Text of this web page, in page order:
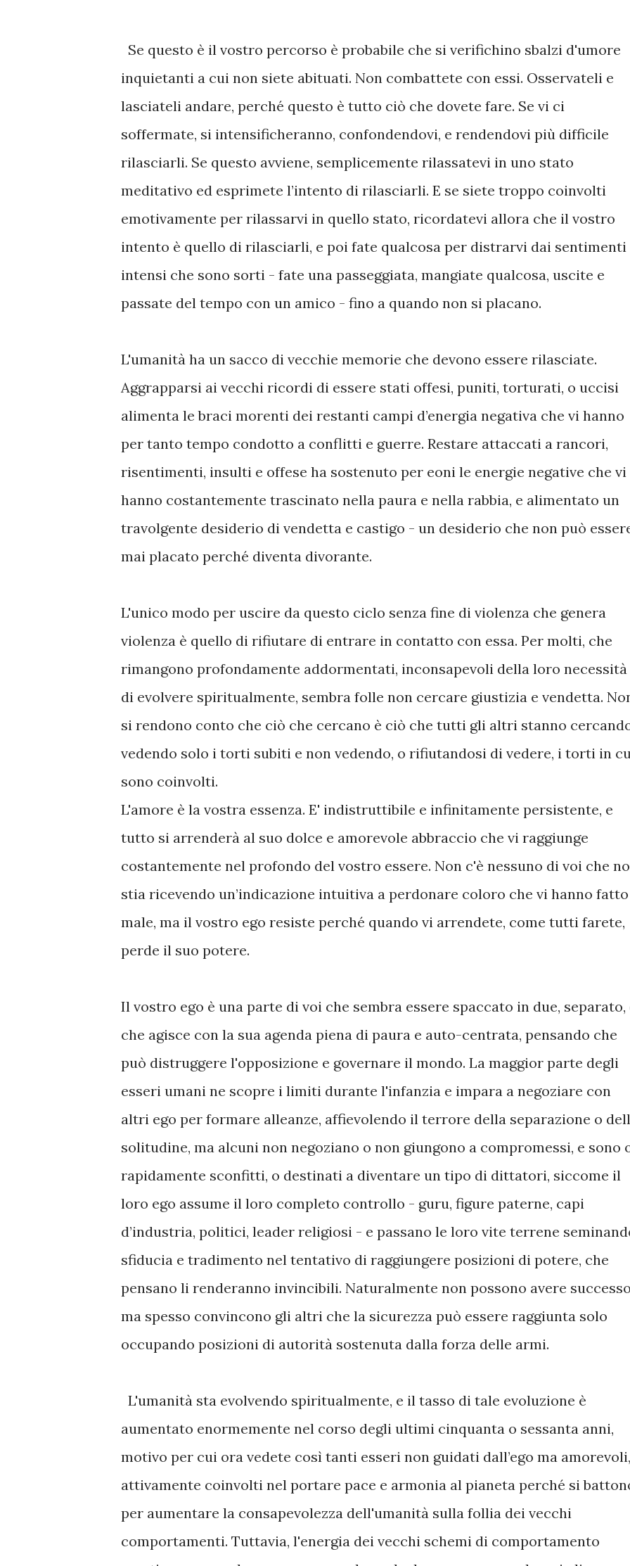
Se questo è il vostro percorso è probabile che si verifichino sbalzi d'umore
inquietanti a cui non siete abituati. Non combattete con essi. Osservateli e
lasciateli andare, perché questo è tutto ciò che dovete fare. Se vi ci
soffermate, si intensificheranno, confondendovi, e rendendovi più difficile
rilasciarli. Se questo avviene, semplicemente rilassatevi in uno stato
meditativo ed esprimete l’intento di rilasciarli. E se siete troppo coinvolti
emotivamente per rilassarvi in quello stato, ricordatevi allora che il vostro
intento è quello di rilasciarli, e poi fate qualcosa per distrarvi dai sentimenti
intensi che sono sorti - fate una passeggiata, mangiate qualcosa, uscite e
passate del tempo con un amico - fino a quando non si placano.
L'umanità ha un sacco di vecchie memorie che devono essere rilasciate.
Aggrapparsi ai vecchi ricordi di essere stati offesi, puniti, torturati, o uccisi
alimenta le braci morenti dei restanti campi d’energia negativa che vi hanno
per tanto tempo condotto a conflitti e guerre. Restare attaccati a rancori,
risentimenti, insulti e offese ha sostenuto per eoni le energie negative che vi
hanno costantemente trascinato nella paura e nella rabbia, e alimentato un
travolgente desiderio di vendetta e castigo - un desiderio che non può
mai placato perché diventa divorante.
L'unico modo per uscire da questo ciclo senza fine di violenza che genera
violenza è quello di rifiutare di entrare in contatto con essa. Per molti, che
rimangono profondamente addormentati, inconsapevoli della loro necessità
di evolvere spiritualmente, sembra folle non cercare giustizia e vendetta.
si rendono conto che ciò che cercano è ciò che tutti gli altri stanno
vedendo solo i torti subiti e non vedendo, o rifiutandosi di vedere, i torti in
sono coinvolti.
L'amore è la vostra essenza. E' indistruttibile e infinitamente persistente, e
tutto si arrenderà al suo dolce e amorevole abbraccio che vi raggiunge
costantemente nel profondo del vostro essere. Non c'è nessuno di voi che
stia ricevendo un’indicazione intuitiva a perdonare coloro che vi hanno fatto
male, ma il vostro ego resiste perché quando vi arrendete, come tutti farete,
perde il suo potere.
Il vostro ego è una parte di voi che sembra essere spaccato in due, separato,
che agisce con la sua agenda piena di paura e auto-centrata, pensando che
può distruggere l'opposizione e governare il mondo. La maggior parte degli
esseri umani ne scopre i limiti durante l'infanzia e impara a negoziare con
altri ego per formare alleanze, affievolendo il terrore della separazione o
solitudine, ma alcuni non negoziano o non giungono a compromessi, e sono
rapidamente sconfitti, o destinati a diventare un tipo di dittatori, siccome il
loro ego assume il loro completo controllo - guru, figure paterne, capi
d’industria, politici, leader religiosi - e passano le loro vite terrene
sfiducia e tradimento nel tentativo di raggiungere posizioni di potere, che
pensano li renderanno invincibili. Naturalmente non possono avere
ma spesso convincono gli altri che la sicurezza può essere raggiunta solo
occupando posizioni di autorità sostenuta dalla forza delle armi.
L'umanità sta evolvendo spiritualmente, e il tasso di tale evoluzione è
aumentato enormemente nel corso degli ultimi cinquanta o sessanta anni,
motivo per cui ora vedete così tanti esseri non guidati dall’ego ma amorevoli,
attivamente coinvolti nel portare pace e armonia al pianeta perché si
per aumentare la consapevolezza dell'umanità sulla follia dei vecchi
comportamenti. Tuttavia, l'energia dei vecchi schemi di comportamento